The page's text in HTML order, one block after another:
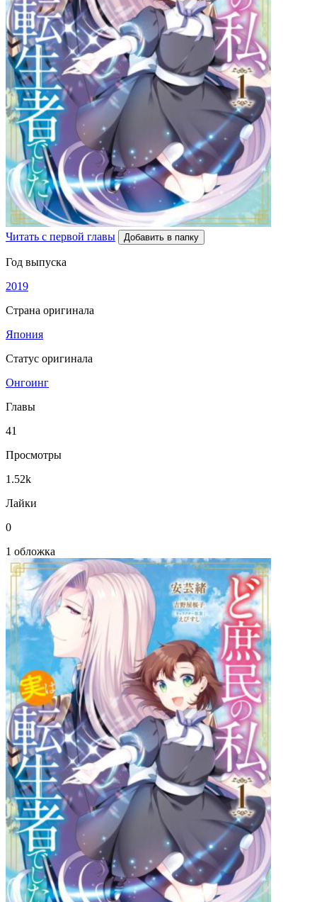
Читать с первой главы Добавить в папку
Год выпуска
2019
Страна оригинала
Япония
Статус оригинала
Онгоинг
Главы
41
Просмотры
1.52k
Лайки
0
1 обложка